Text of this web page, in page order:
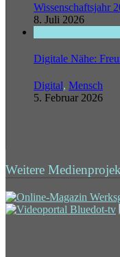
Wissenschaftsjahr
8. Juli 2026
Digitale Nähe:
Digital, Mensch
5. Februar 2026
Weitere